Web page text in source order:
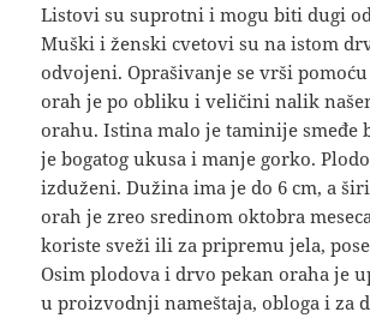
Listovi su suprotni i mogu biti dugi od
Muški i ženski cvetovi su na istom
odvojeni. Oprašivanje se vrši
orah je po obliku i veličini nalik
orahu. Istina malo je taminije smeđe
je bogatog ukusa i manje gorko.
izduženi. Dužina ima je do 6 cm, a
orah je zreo sredinom oktobra
koriste sveži ili za pripremu jela,
Osim plodova i drvo pekan oraha je
u proizvodnji nameštaja, obloga i za